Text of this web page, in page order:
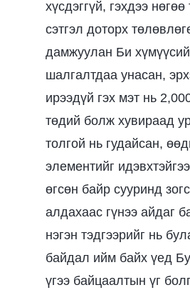
хүсдэггүй, гэхдээ
сэтгэл доторх
дамжуулан Би
шалгалтдаа унасан,
ирээдүй гэх мэт нь
төдий болж хувираад
толгой нь гудайсан,
элементийг
өгсөн байр сууринд
алдахаас гүнээ айдаг
нэгэн тэдгээрийг нь
байдал ийм байх үед
үгээ байцаалтын үг